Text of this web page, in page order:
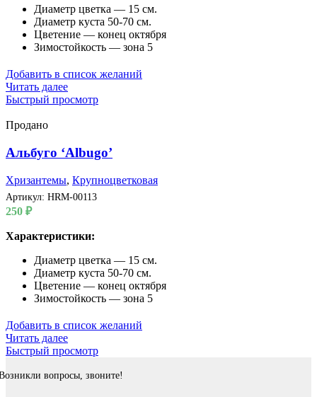
Диаметр цветка — 15 см.
Диаметр куста 50-70 см.
Цветение — конец октября
Зимостойкость — зона 5
Добавить в список желаний
Читать далее
Быстрый просмотр
Продано
Альбуго ‘Albugo’
Хризантемы, Крупноцветковая
Артикул: HRM-00113
250 ₽
Характеристики:
Диаметр цветка — 15 см.
Диаметр куста 50-70 см.
Цветение — конец октября
Зимостойкость — зона 5
Добавить в список желаний
Читать далее
Быстрый просмотр
вопросы, звоните!